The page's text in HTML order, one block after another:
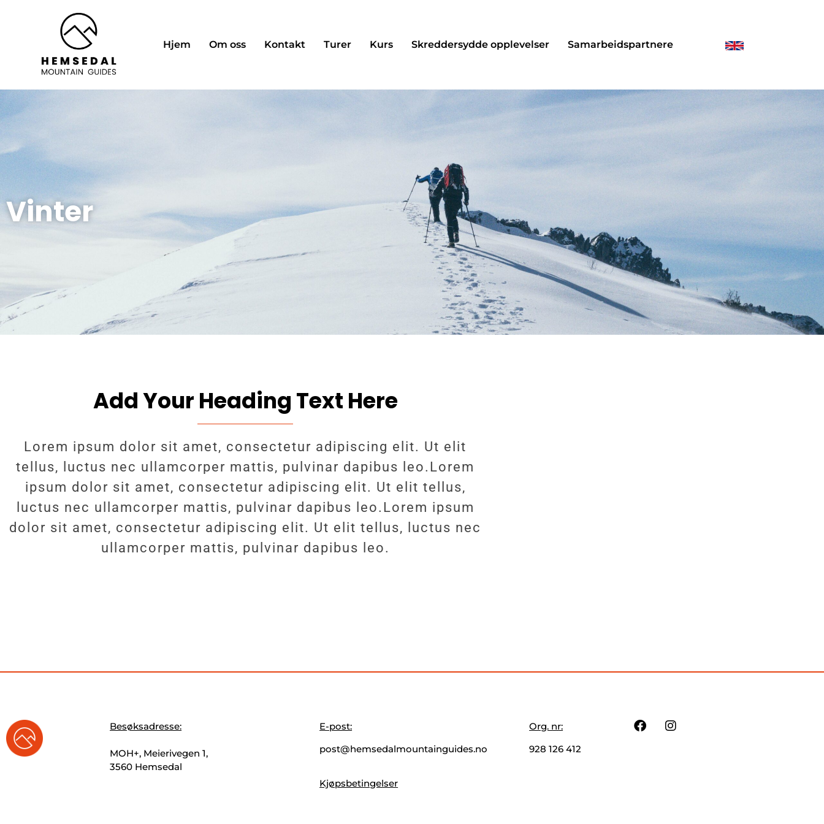
Hjem Om oss Kontakt Turer Kurs Skreddersydde opplevelser Samarbeidspartnere
Vinter
Add Your Heading Text Here
Lorem ipsum dolor sit amet, consectetur adipiscing elit. Ut elit
tellus, luctus nec ullamcorper mattis, pulvinar dapibus leo.Lorem
ipsum dolor sit amet, consectetur adipiscing elit. Ut elit tellus,
luctus nec ullamcorper mattis, pulvinar dapibus leo.Lorem ipsum
dolor sit amet, consectetur adipiscing elit. Ut elit tellus, luctus nec
ullamcorper mattis, pulvinar dapibus leo.
Besøksadresse:
MOH+, Meierivegen 1,
3560 Hemsedal
E-post:
post@hemsedalmountainguides.no
Kjøpsbetingelser
Org. nr:
928 126 412